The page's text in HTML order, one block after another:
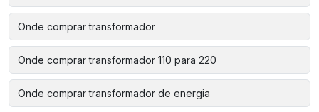
Onde comprar transformador
Onde comprar transformador 110 para 220
Onde comprar transformador de energia